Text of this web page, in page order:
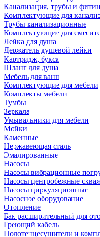
Канализация, трубы и
Комплектующие для
Трубы канализационные
Комплектующие для
Лейка для душа
Держатель душевой лейки
Картридж, букса
Шланг для душа
Мебель для ванн
Комплектующие для мебели
Комплекты мебели
Тумбы
Зеркала
Умывальники для мебели
Мойки
Каменные
Нержавеющая сталь
Эмалированные
Насосы
Насосы вибрационные
Насосы центробежные
Насосы циркуляционные
Насосное оборудование
Отопление
Бак расширительный для
Греющий кабель
Полотенцесушители и